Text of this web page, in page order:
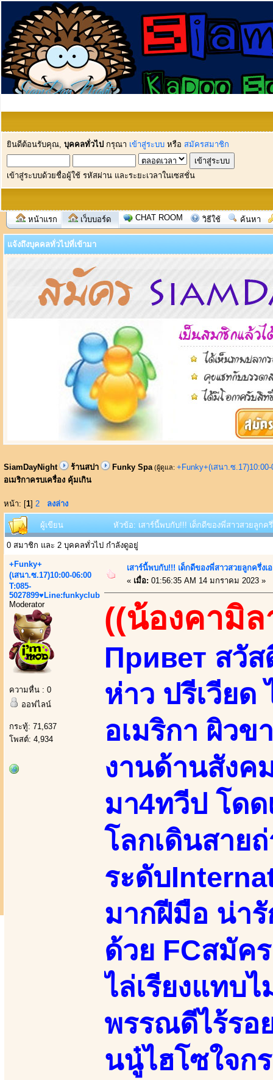
ยินดีต้อนรับคุณ, บุคคลทั่วไป กรุณา เข้าสู่ระบบ หรือ สมัครสมาชิก
เข้าสู่ระบบด้วยชื่อผู้ใช้ รหัสผ่าน และระยะเวลาในเซสชั่น
หน้าแรก เว็บบอร์ด CHAT ROOM วิธีใช้ ค้นหา
แจ้งถึงบุคคลทั่วไปที่เข้ามา
SiamDayNight ร้านสปา Funky Spa (ผู้ดูแล: +Funky+(เสนา.ซ
อเมริกาครบเครื่อง คุ้มเกิน
หน้า: [1] 2 ลงล่าง
ผู้เขียน หัวข้อ: เสาร์นี้พบกับ!!! เด็กดีของพี่สาวสวยลูกค
0 สมาชิก และ 2 บุคคลทั่วไป กำลังดูอยู่
+Funky+
(เสนา.ซ.17)10:00-06:00
T:085-
5027899♥Line:funkyclub
Moderator
ความหื่น : 0
ออฟไลน์
กระทู้: 71,637
โพสต์: 4,934
เสาร์นี้พบกับ!!! เด็กดีของพี่สาวสวยลูกครึ่งเ
« เมื่อ: 01:56:35 AM 14 มกราคม 2023 »
((น้องคามิล
Привет สวั
ห่าว ปรีเวียด
อเมริกา ผิวข
งานด้านสังค
มา4ทวีป โด
โลกเดินสาย
ระดับ
มากฝีมือ น่า
ด้วย FCสมัค
ไล่เรียงแทบ
พรรณดีไร้รอ
นนู๋ไฮโซใจกร